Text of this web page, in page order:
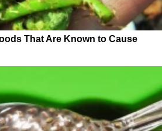
That Are Known to Cause